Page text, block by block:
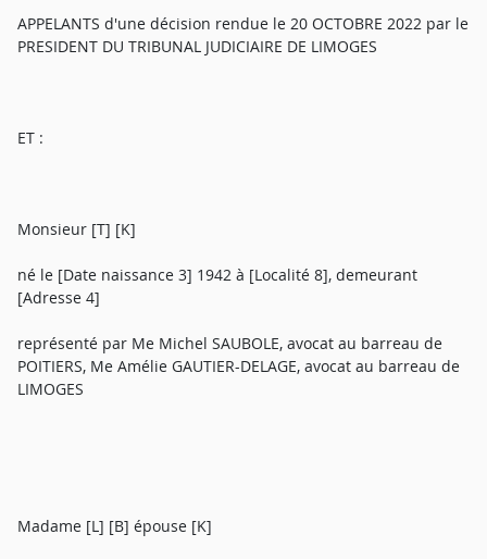
APPELANTS d'une décision rendue le 20 OCTOBRE 2022 par le
PRESIDENT DU TRIBUNAL JUDICIAIRE DE LIMOGES
ET :
Monsieur [T] [K]
né le [Date naissance 3] 1942 à [Localité 8], demeurant
[Adresse 4]
représenté par Me Michel SAUBOLE, avocat au barreau de
POITIERS, Me Amélie GAUTIER-DELAGE, avocat au barreau de
LIMOGES
Madame [L] [B] épouse [K]